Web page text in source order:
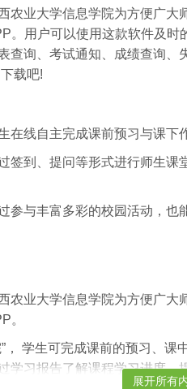
农业大学信息学院为方便广
。用户可以使用这款软件及
查询、考试通知、成绩查询、
载吧!
在线自主完成课前预习与课下
签到、提问等形式进行师生课
参与丰富多彩的校园活动，也
农业大学信息学院为方便广
。
， 学生可完成课前的预习、
学习报告了解课程学习进度，
展开所有